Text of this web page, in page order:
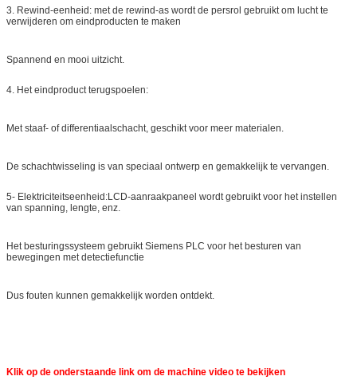
3. Rewind-eenheid: met de rewind-as wordt de persrol gebruikt om lucht te
verwijderen om eindproducten te maken
Spannend en mooi uitzicht.
4. Het eindproduct terugspoelen:
Met staaf- of differentiaalschacht, geschikt voor meer materialen.
De schachtwisseling is van speciaal ontwerp en gemakkelijk te vervangen.
5- Elektriciteitseenheid:LCD-aanraakpaneel wordt gebruikt voor het instellen
van spanning, lengte, enz.
Het besturingssysteem gebruikt Siemens PLC voor het besturen van
bewegingen met detectiefunctie
Dus fouten kunnen gemakkelijk worden ontdekt.
Klik op de onderstaande link om de machine video te bekijken